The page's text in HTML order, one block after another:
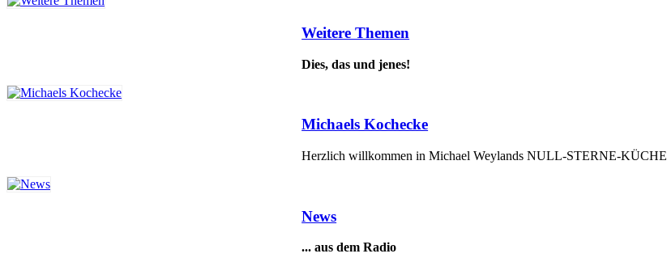
Weitere Themen
Dies, das und jenes!
Michaels Kochecke
Herzlich willkommen in Michael Weylands NULL-STERNE-KÜCHE
News
... aus dem Radio